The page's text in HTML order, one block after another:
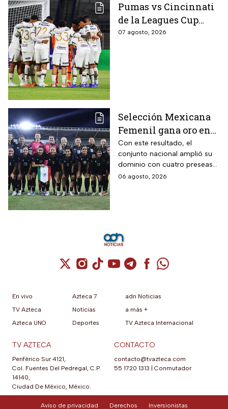
Pumas vs Cincinnati
de la Leagues Cup
2026 es pospuesto
07 agosto, 2026
Selección Mexicana
Femenil gana oro en
Juegos
Centroamericanos; el
camino de México a la
gloria
Con este resultado, el
conjunto nacional amplió su
dominio con cuatro preseas
doradas de forma
06 agosto, 2026
Cuenta de X / Twitter (se abre en una
Cuenta de Instagram (se abre en una
Cuenta de TikTok (se abre en
Cuenta de YouTube (se abre
Cuenta de Telegram (se
Cuenta de
Cuenta de
En vivo
TV Azteca
Azteca UNO
Azteca 7
Noticias
Deportes
adn Noticias
a más +
TV Azteca Internacional
TV AZTECA
Periférico Sur 4121,
Col. Fuentes Del Pedregal, C.P.
14140,
Ciudad De México, México.
CONTACTO
contacto@tvazteca.com
55 1720 1313
Conmutador
Aviso de privacidad Derechos Inversionistas